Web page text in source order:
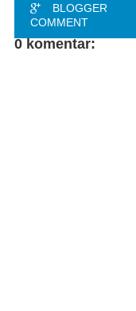
BLOGGER
COMMENT
0 komentar: